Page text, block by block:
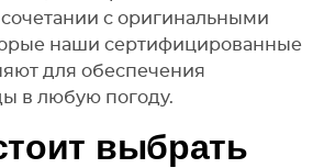
с оригинальными
наши сертифицированные
для обеспечения
в любую погоду.
выбрать